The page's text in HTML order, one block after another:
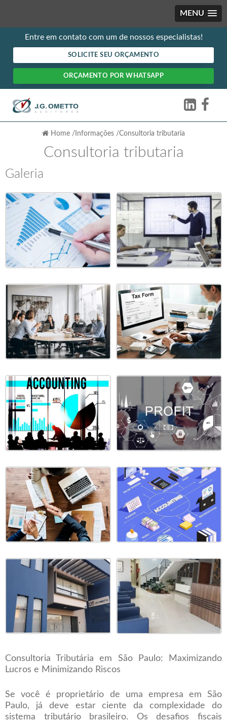
MENU
Entre em contato com um de nossos especialistas!
SOLICITE SEU ORÇAMENTO
ORÇAMENTO POR WHATSAPP
Home / Informações /Consultoria tributaria
Consultoria tributaria
Galeria
Consultoria Tributária em São Paulo: Maximizando
Lucros e Minimizando Riscos
Se você é proprietário de uma empresa em São
Paulo, já deve estar ciente da complexidade do
sistema tributário brasileiro. Os desafios fiscais